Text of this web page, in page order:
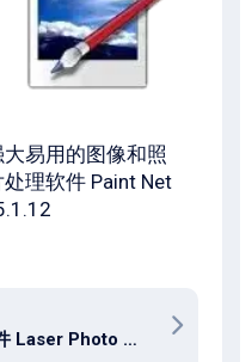
大易用的图像和照
处理软件 Paint Net
激光照片雕刻图像创建软件 Laser Photo Wizard Professional 12.0